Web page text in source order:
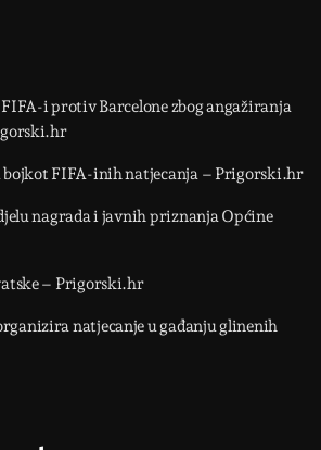
i protiv Barcelone zbog angažiranja
bojkot FIFA-inih natjecanja – Prigorski.hr
nagrada i javnih priznanja Općine
– Prigorski.hr
natjecanje u gađanju glinenih